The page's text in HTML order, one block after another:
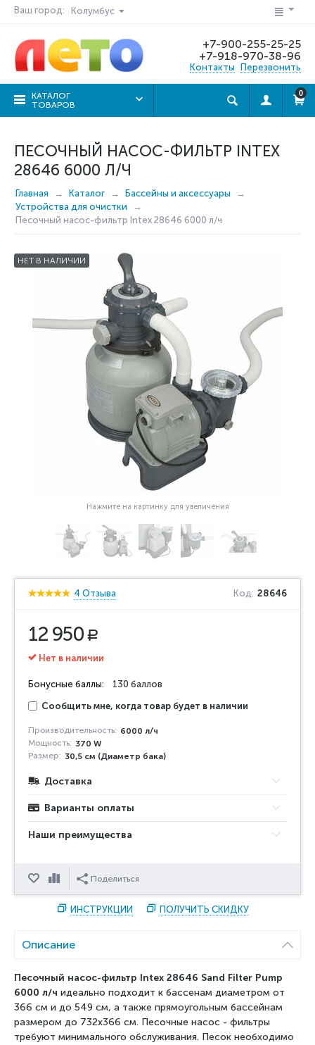
Ваш город: Колумбус
+7-900-255-25-25
+7-918-970-38-96
Контакты Перезвонить
КАТАЛОГ
ТОВАРОВ
0
ПЕСОЧНЫЙ НАСОС-ФИЛЬТР INTEX
28646 6000 Л/Ч
Главная Каталог
Бассейны и аксессуары
Устройства для очистки
Песочный насос-фильтр Intex 28646 6000 л/ч
НЕТ В НАЛИЧИИ
Нажмите на картинку для увеличения
4 Отзыва Код: 28646
12 950 Р
Нет в наличии
Бонусные баллы: 130 баллов
Сообщить мне, когда товар будет в наличии
Производительность: 6000 л/ч
Мощность: 370 W
Размер: 30,5 см (Диаметр бака)
Доставка
Варианты оплаты
Наши преимущества
ОтложитьСравнитьПоделиться
ИНСТРУКЦИИ ПОЛУЧИТЬ СКИДКУ
Описание
Песочный насос-фильтр Intex 28646 Sand Filter Pump
6000 л/ч идеально подходит к бассенам диаметром от
366 см и до 549 см, а также прямоугольным бассейнам
размером до 732х366 см. Песочные насос - фильтры
требуют минимального обслуживания. Песок необходимо